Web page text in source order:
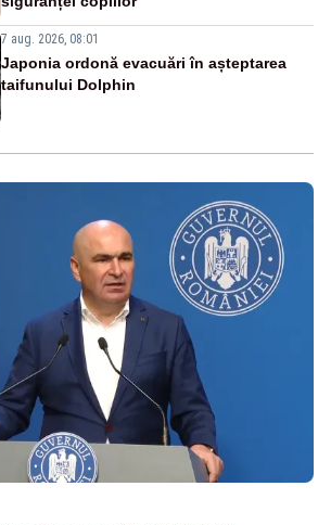
7 aug. 2026, 08:01
Japonia ordonă evacuări în așteptarea
taifunului Dolphin